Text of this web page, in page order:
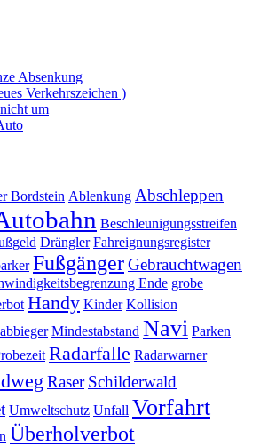
Absenkung
Verkehrszeichen )
um
Bordstein Ablenkung Abschleppen
Beschleunigungsstreifen
Drängler Fahreignungsregister
FußgängerGebrauchtwagen
Ende grobe
Handy Kinder Kollision
Mindestabstand Navi Parken
Radarfalle Radarwarner
Raser Schilderwald
Umweltschutz Unfall Vorfahrt
Überholverbot